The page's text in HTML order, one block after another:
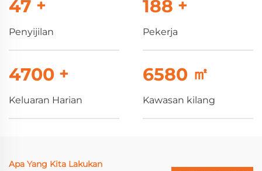
50 +
Penyijilan
200 +
Pekerja
5000 +
Keluaran Harian
7000 ㎡
Kawasan kilang
Apa Yang Kita Lakukan